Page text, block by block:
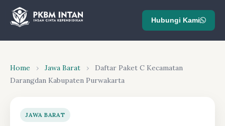
Hubungi Kami
Home › Jawa Barat ›
Daftar Paket C Kecamatan
Darangdan Kabupaten Purwakarta
JAWA BARAT